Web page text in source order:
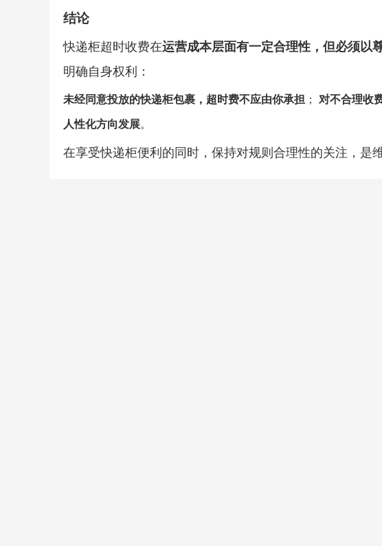
结论
快递柜超时收费在运营成本层面有一定合理性，但必须以
明确自身权利：
未经同意投放的快递柜包裹，超时费不应由你承担 ； 对不合理收
人性化方向发展。
在享受快递柜便利的同时，保持对规则合理性的关注，是